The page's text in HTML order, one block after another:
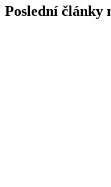
Poslední články